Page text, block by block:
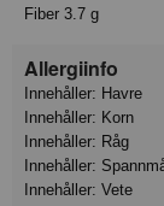
Fiber 3.7 g
Allergiinfo
Innehåller: Havre
Innehåller: Korn
Innehåller: Råg
Innehåller:
Innehåller: Vete